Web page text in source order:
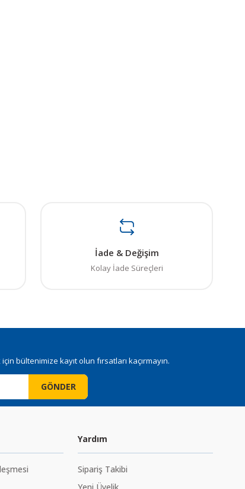
İade & Değişim
Kolay İade Süreçleri
bültenimize kayıt olun fırsatları kaçırmayın.
GÖNDER
Yardım
Sipariş Takibi